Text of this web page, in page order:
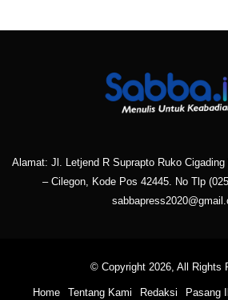
Alamat: Jl. Letjend R Suprapto Ruko
– Cilegon, Kode Pos 42445. No Tlp
© Copyright 2026, All Rights
Home Tentang Kami Redaksi Pasang